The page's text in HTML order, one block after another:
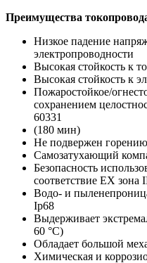
Преимущества
Низкое падение
электропроводности
Высокая стойкость к
Высокая стойкость к
Пожаростойкое/
cохранением
60331
(180 мин)
Не подвержен горению
Самозатухающий
Безопасность
соответствие EX зона
Водо- и
Ip68
Выдерживает
60 °C)
Обладает большой
Химическая и